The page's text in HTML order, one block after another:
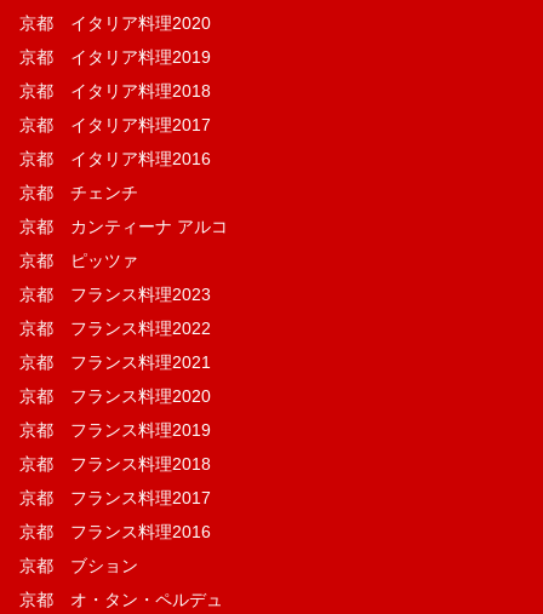
京都 イタリア料理2020
京都 イタリア料理2019
京都 イタリア料理2018
京都 イタリア料理2017
京都 イタリア料理2016
京都 チェンチ
京都 カンティーナ アルコ
京都 ピッツァ
京都 フランス料理2023
京都 フランス料理2022
京都 フランス料理2021
京都 フランス料理2020
京都 フランス料理2019
京都 フランス料理2018
京都 フランス料理2017
京都 フランス料理2016
京都 ブション
京都 オ・タン・ペルデュ